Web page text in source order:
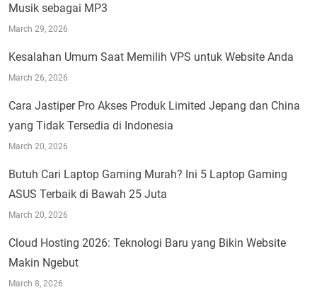
Musik sebagai MP3
March 29, 2026
Kesalahan Umum Saat Memilih VPS untuk Website Anda
March 26, 2026
Cara Jastiper Pro Akses Produk Limited Jepang dan China
yang Tidak Tersedia di Indonesia
March 20, 2026
Butuh Cari Laptop Gaming Murah? Ini 5 Laptop Gaming
ASUS Terbaik di Bawah 25 Juta
March 20, 2026
Cloud Hosting 2026: Teknologi Baru yang Bikin Website
Makin Ngebut
March 8, 2026